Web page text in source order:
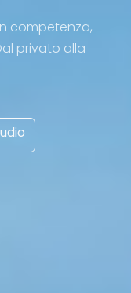
competenza,
privato alla